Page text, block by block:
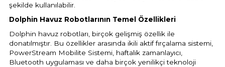
şekilde kullanılabilir.
Dolphin Havuz Robotlarının Temel Özellikleri
Dolphin havuz robotları, birçok gelişmiş özellik ile
donatılmıştır. Bu özellikler arasında ikili aktif fırçalama sistemi,
PowerStream Mobilite Sistemi, haftalık zamanlayıcı,
Bluetooth uygulaması ve daha birçok yenilikçi teknoloji